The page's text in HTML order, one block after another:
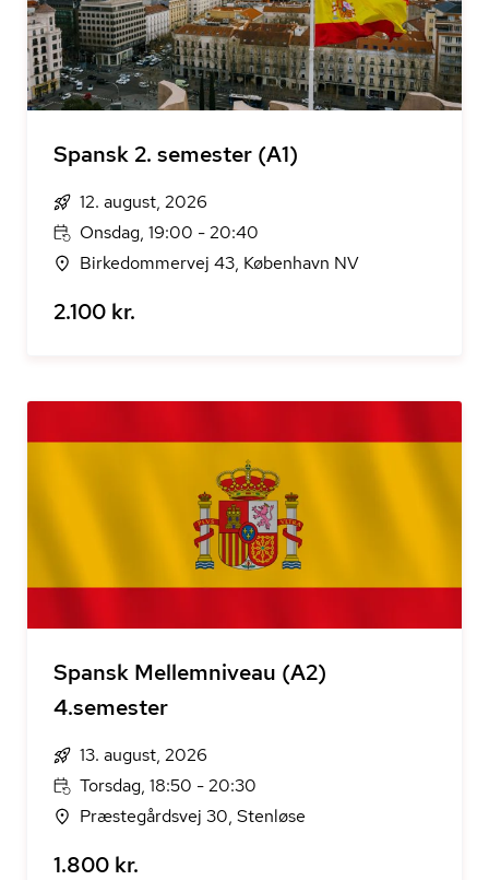
Spansk 2. semester (A1)
12. august, 2026
Onsdag, 19:00 - 20:40
Birkedommervej 43, København NV
2.100 kr.
Spansk Mellemniveau (A2)
4.semester
13. august, 2026
Torsdag, 18:50 - 20:30
Præstegårdsvej 30, Stenløse
1.800 kr.